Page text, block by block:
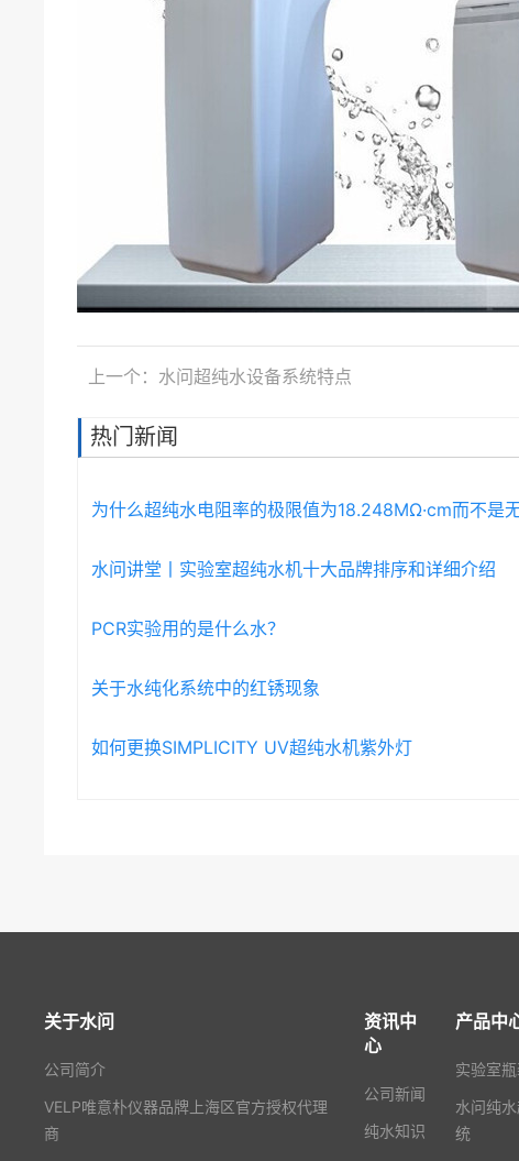
上一个：水问超纯水设备系统特点
热门新闻
为什么超纯水电阻率的极限值为18.248MΩ·cm而不是无
水问讲堂丨实验室超纯水机十大品牌排序和详细介绍
PCR实验用的是什么水？
关于水纯化系统中的红锈现象
如何更换SIMPLICITY UV超纯水机紫外灯
关于水问
公司简介
VELP唯意朴仪器品牌上海区官方授权代理
商
资讯中
心
公司新闻
纯水知识
产品中
实验室
水问纯
统